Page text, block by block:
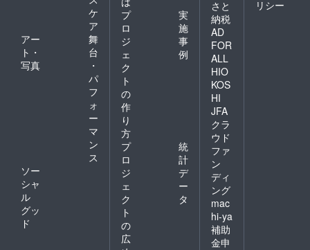
ケ
ア
アー
ト・
写真
舞
台
・
パ
フ
ォ
ー
マ
ン
ス
ソー
シャ
ル
グッ
ド
プ
ロ
ジ
ェ
ク
ト
の
作
り
方
実
施
事
例
プ
ロ
ジ
ェ
ク
ト
の
広
統
計
デ
ー
タ
さと
納税
AD
FOR
ALL
HIO
KOS
HI
JFA
クラ
ウド
ファ
ン
ディ
ング
mac
hi-ya
補助
金申
リシー